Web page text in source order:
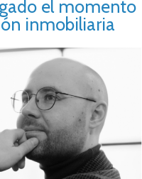
el momento
inmobiliaria